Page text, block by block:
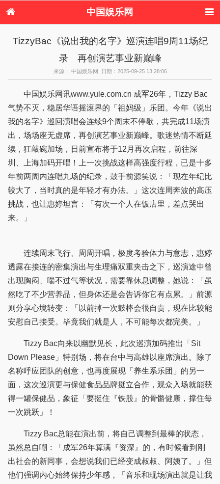
中国娱乐网
港台娱乐
日本娱乐 韩国娱乐
欧美娱乐
音乐新闻 影视新闻
港台明星八卦
日本韩国明星
欧美明星八卦
TizzyBac《说出我的名字》巡演连唱9周11场纪
录 再创演艺事业新巅峰
来源： 中国娱乐网 日期：2025-09-25 13:28:06
中国娱乐网讯www.yule.com.cn 成军26年，Tizzy Bac
气势不灭，稳居华语摇滚界的「祖妈级」乐团。今年《说出
我的名字》巡回演唱会连续9个周末不停歇，共完成11场演
出，场场座无虚席，再创演艺事业新巅峰。歌迷热情不断延
续，狂敲碗加场，日前宣布将于12月再次启程，前往深
圳、上海加码开唱！上一次挑战这样高强度行程，已是十多
年前两周内连唱九场的纪录，鼓手前源笑说：「现在年纪比
较大了，当时真的是年轻才有办法。」这次连周奔波的高压
挑战，也让惠婷坦言：「有次一个人在饭店里，差点哭出
来。」
连续周末飞行、周周开唱，极度考验体力与意志，惠婷
透露在接连的密集演出与生理痛双重夹击之下，巡演途中曾
出现胸闷、喘不过气等状况，需要靠休息调整，她说：「虽
然吃了不少营养品，但身体还是会告诉你它有点累。」前源
则分享心境转变：「以前掉一次鼓棒会很自责，现在比较能
安慰自己接受。毕竟我们就是人，不可能每次都完美。」
Tizzy Bac向来以幽默见长，此次巡演加码推出「Sit
Down Please」特别场，将在台中与高雄以座席演出。除了
名称呼应团队的创意，也再度展现「养生系乐团」的另一
面，这次巡演更与保健食品品牌挺立合作，观众入场就能获
得一罐保健品，象征「要挺住『铁股』的骨骼健康，撑住每
一次跳跃」！
Tizzy Bac总能在演出前，将自己调整到最棒的状态，
虽然总自嘲：「成军26年算满『资深』的，有时候看到刚
出社会的新同事，会想说我们已经变成叔叔、阿姨了。」但
他们强调内心始终保持少年感，「音乐和现场演出就是让我